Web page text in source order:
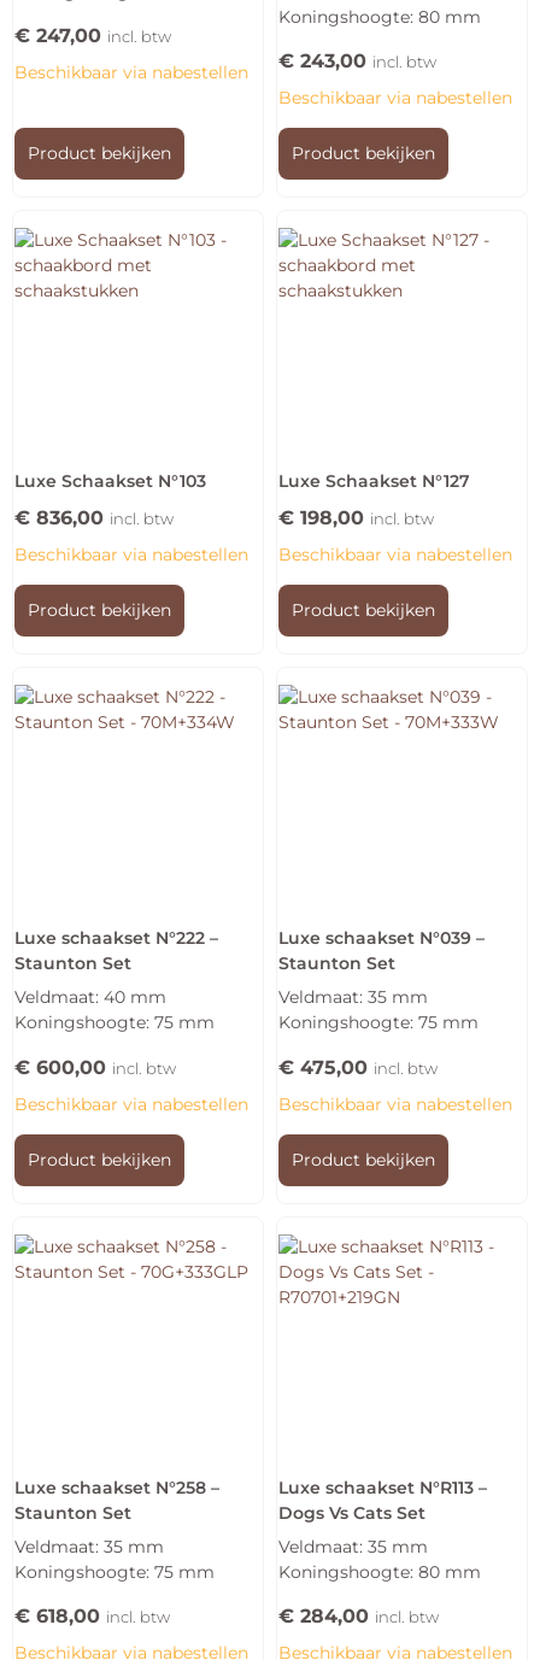
€ 247,00 incl. btw
Beschikbaar via nabestellen
Product bekijken
Koningshoogte: 80 mm
€ 243,00 incl. btw
Beschikbaar via nabestellen
Product bekijken
Luxe Schaakset N°103
€ 836,00 incl. btw
Beschikbaar via nabestellen
Product bekijken
Luxe Schaakset N°127
€ 198,00 incl. btw
Beschikbaar via nabestellen
Product bekijken
Luxe schaakset N°222 –
Staunton Set
Veldmaat: 40 mm
Koningshoogte: 75 mm
€ 600,00 incl. btw
Beschikbaar via nabestellen
Product bekijken
Luxe schaakset N°039 –
Staunton Set
Veldmaat: 35 mm
Koningshoogte: 75 mm
€ 475,00 incl. btw
Beschikbaar via nabestellen
Product bekijken
Luxe schaakset N°258 –
Staunton Set
Veldmaat: 35 mm
Koningshoogte: 75 mm
€ 618,00 incl. btw
Beschikbaar via nabestellen
Luxe schaakset N°R113 –
Dogs Vs Cats Set
Veldmaat: 35 mm
Koningshoogte: 80 mm
€ 284,00 incl. btw
Beschikbaar via nabestellen